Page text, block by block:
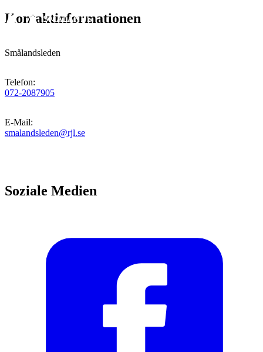
Kontaktinformationen
Smålandsleden
Telefon:
072-2087905
E-Mail:
smalandsleden@rjl.se
Soziale Medien